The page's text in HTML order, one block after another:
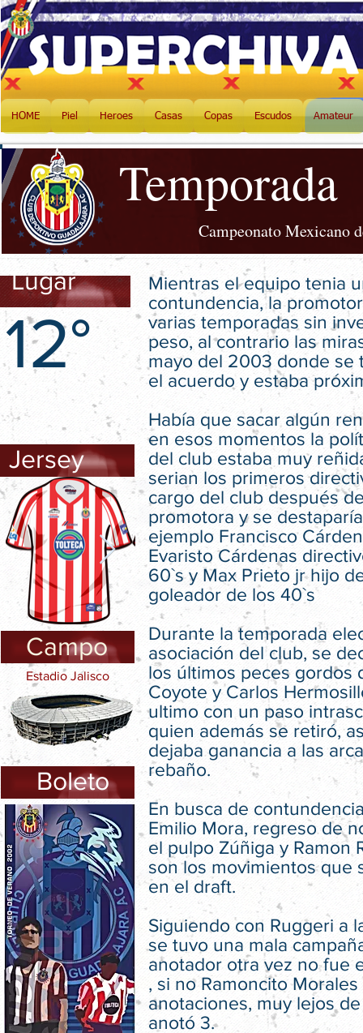
HOME Piel Heroes Casas Copas Escudos Amateur
12°
Lugar
Jersey
Estadio Jalisco
Campo
Boleto
Mientras el equipo tenia
contundencia, la
varias temporadas sin
peso, al contrario las
mayo del 2003 donde se
el acuerdo y estaba
Había que sacar algún
en esos momentos la
del club estaba muy
serian los primeros
cargo del club después
promotora y se
ejemplo Francisco
Evaristo Cárdenas
60`s y Max Prieto jr hijo
goleador de los 40`s
Durante la temporada
asociación del club, se
los últimos peces gordos
Coyote y Carlos
ultimo con un paso
quien además se retiró,
dejaba ganancia a las
rebaño.
En busca de
Emilio Mora, regreso de
el pulpo Zúñiga y Ramon
son los movimientos que
en el draft.
Siguiendo con Ruggeri a
se tuvo una mala
anotador otra vez no fue
, si no Ramoncito Morales
anotaciones, muy lejos
anotó 3.
Temporada
Campeonato Mexicano